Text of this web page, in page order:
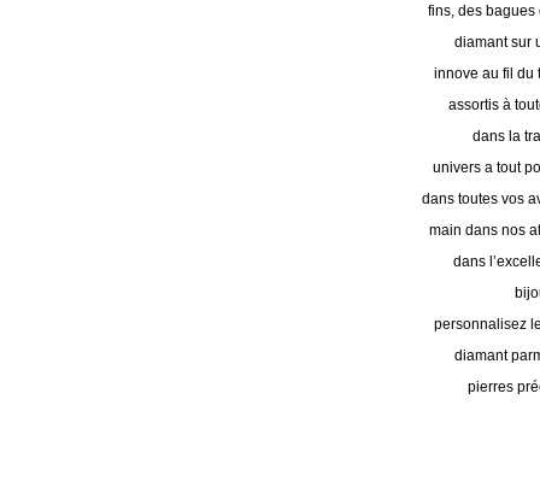
fins, des
diamant sur
innove au fil du
assortis à
dans la
univers a tout
dans toutes vos
main dans nos
dans
personnalisez
diamant
pierres